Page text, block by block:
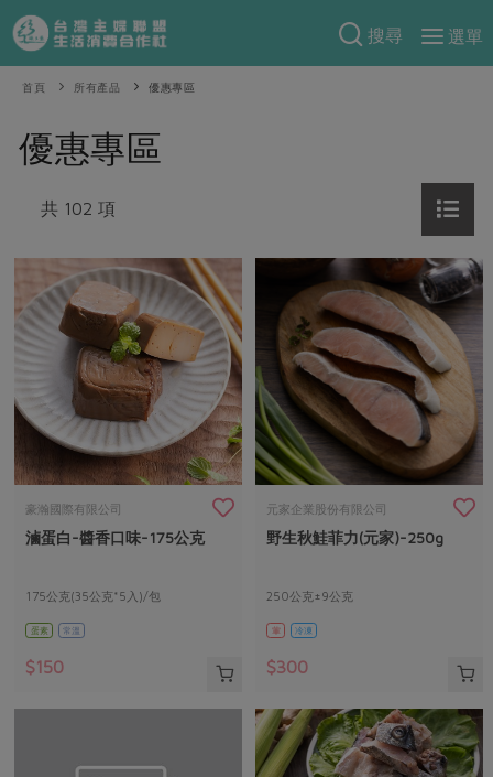
搜尋
選單
產品分類
當季蔬果
一籃菜
芽苗類
奶蛋豆・五穀
乳製品
米麵雜糧
肉品・水產
水畜加工品
調理食材・點心
調味醬料/南北貨 烘焙
食譜料理
肉食
海鮮
蔬食
蛋料理
料理方式
醬料
湯品．鍋物
把最好的台灣味帶回家！
防災用品預購圓滿結束
2026年端午節預購圓滿結束
更多預購活動
當季產品
合作25-經典快閃最後一週
合作25-精選產品第三彈
更多當季產品
觀點文章
主婦食堂 一籃菜真心話
社內大小事 合作聯合國
產品故事 生活提案
樂齡生活 親子食育
廚房瑜伽
減硝酸鹽
減塑減廢
食農教育
關於合作社
認識合作社
關於我們
合作社組織
員工與求才
自主把關
檢驗報告
硝酸鹽檢驗
重要公告
首頁 所有產品 優惠專區
優惠專區
共 102 項
豪瀚國際有限公司
滷蛋白-醬香口味-175公克
175公克(35公克*5入)/包
蛋素 常溫
$150
元家企業股份有限公司
野生秋鮭菲力(元家)-250g
250公克±9公克
葷 冷凍
$300